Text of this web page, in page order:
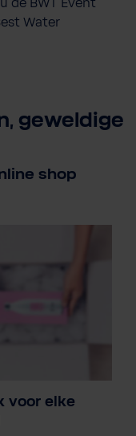
de BWT Event
Water
geweldige
shop
voor elke